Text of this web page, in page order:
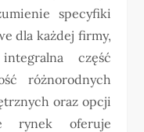
specyfiki
dla każdej firmy,
część
różnorodnych
oraz opcji
rynek oferuje